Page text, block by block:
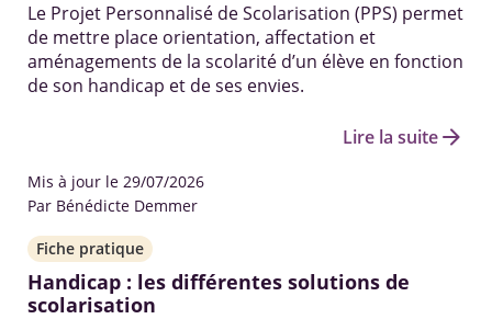
Le Projet Personnalisé de Scolarisation (PPS) permet
de mettre place orientation, affectation et
aménagements de la scolarité d’un élève en fonction
de son handicap et de ses envies.
Lire la suitearrow_forward
Mis à jour le 29/07/2026
Par Bénédicte Demmer
Fiche pratique
Handicap : les différentes solutions de
scolarisation